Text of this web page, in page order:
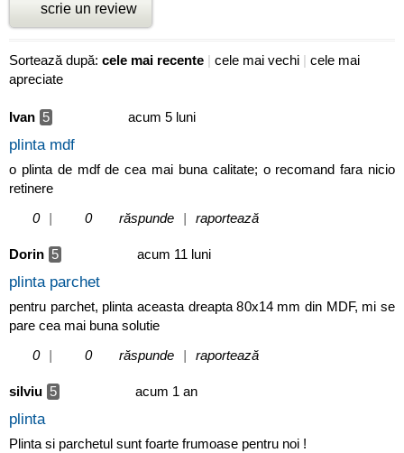
scrie un review
Sortează după: cele mai recente | cele mai vechi | cele mai
apreciate
Ivan 5 acum 5 luni
plinta mdf
o plinta de mdf de cea mai buna calitate; o recomand fara nicio
retinere
0
| 0 răspunde | raportează
Dorin 5 acum 11 luni
plinta parchet
pentru parchet, plinta aceasta dreapta 80x14 mm din MDF, mi se
pare cea mai buna solutie
0
| 0 răspunde | raportează
silviu 5 acum 1 an
plinta
Plinta si parchetul sunt foarte frumoase pentru noi !